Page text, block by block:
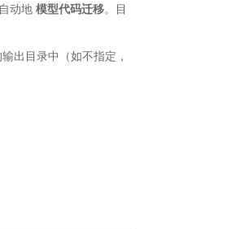
动地 模型代码迁移。目
出目录中（如不指定，